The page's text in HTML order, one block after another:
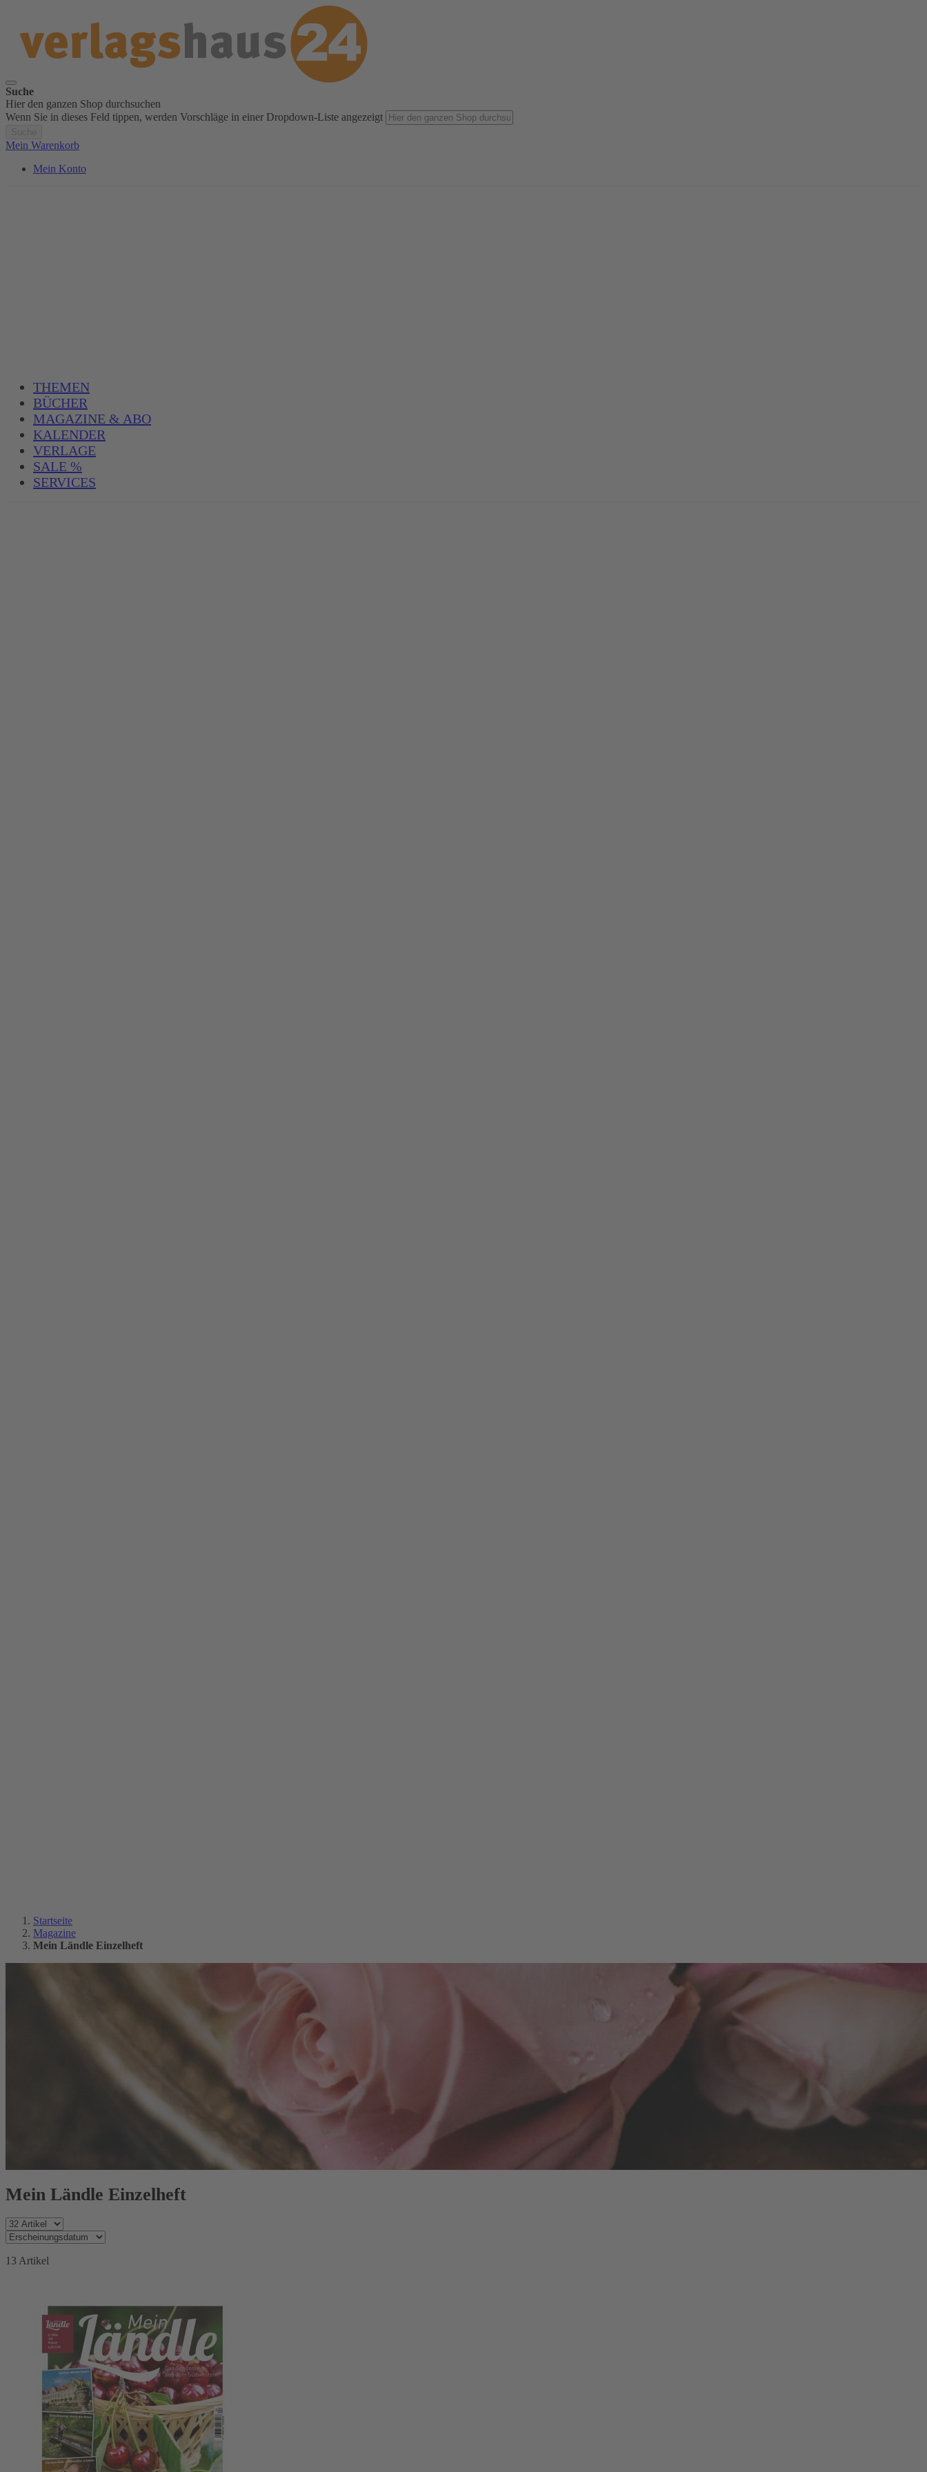
Suche
Hier den ganzen Shop durchsuchen
Wenn Sie in dieses Feld tippen, werden Vorschläge in einer Dropdown-Liste angezeigt
Mein Warenkorb
Mein Konto
THEMEN
BÜCHER
MAGAZINE & ABO
KALENDER
VERLAGE
SALE %
SERVICES
Startseite
Magazine
Mein Ländle Einzelheft
Mein Ländle Einzelheft
13 Artikel